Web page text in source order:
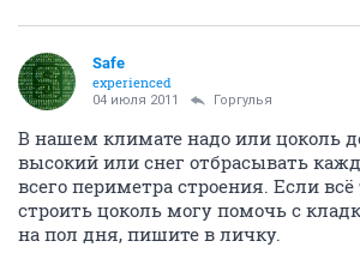
Safe
experienced
04 июля 2011 Горгулья
В нашем климате надо или цоколь
высокий или снег отбрасывать
всего периметра строения. Если
строить цоколь могу помочь с
на пол дня, пишите в личку.